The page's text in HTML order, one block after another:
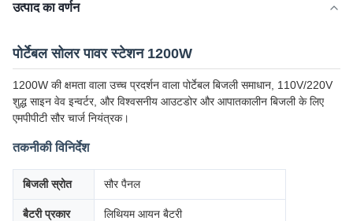
उत्पाद का वर्णन
पोर्टेबल सोलर पावर स्टेशन 1200W
1200W की क्षमता वाला उच्च प्रदर्शन वाला पोर्टेबल बिजली समाधान, 110V/220V
शुद्ध साइन वेव इन्वर्टर, और विश्वसनीय आउटडोर और आपातकालीन बिजली के लिए
एमपीपीटी सौर चार्ज नियंत्रक।
तकनीकी विनिर्देश
बिजली स्रोत सौर पैनल
बैटरी प्रकार लिथियम आयन बैटरी